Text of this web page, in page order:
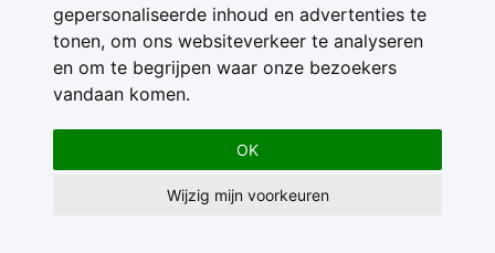
gepersonaliseerde inhoud en advertenties te
tonen, om ons websiteverkeer te analyseren
en om te begrijpen waar onze bezoekers
vandaan komen.
OK
Wijzig mijn voorkeuren
Contact
Feedback
Nieuwsbrief
Adverteren
Gebruikersvoorwaarden
Privacy Statement